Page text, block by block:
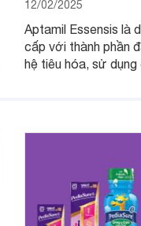
12/02/2025
Aptamil Essensis là
cấp với thành phần
hệ tiêu hóa, sử
cùng Websosanh.vn